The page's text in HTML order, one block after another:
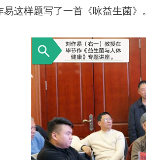
这样题写了一首《咏益生菌》。